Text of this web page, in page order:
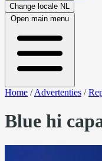
Change locale NL
Open main menu
Home /Advertenties /
Blue hi